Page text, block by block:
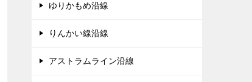
ゆりかもめ沿線
りんかい線沿線
アストラムライン沿線